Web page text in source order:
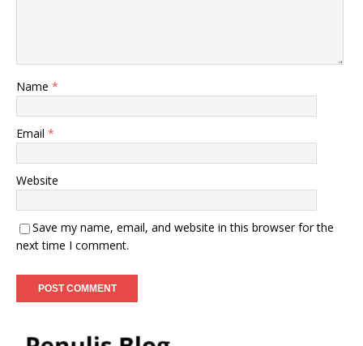
Name *
Email *
Website
Save my name, email, and website in this browser for the
next time I comment.